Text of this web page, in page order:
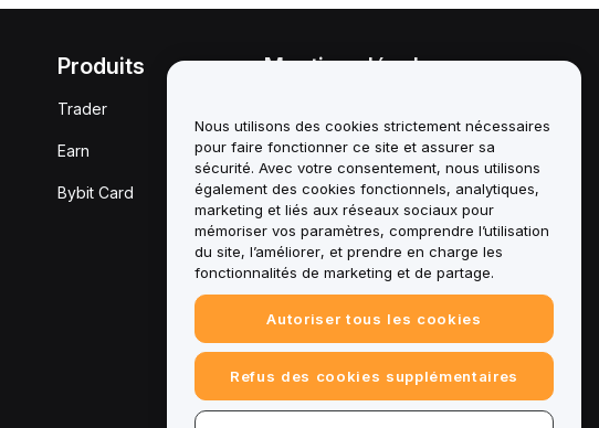
Produits
Trader
Earn
Bybit Card
Mentions légales
conflits d'intérêts
Résumé de la politique de
garde et d'administration
Informations ESG
Crypto - Livres blancs des
actifs
Nous utilisons des cookies strictement nécessaires
pour faire fonctionner ce site et assurer sa
sécurité. Avec votre consentement, nous utilisons
également des cookies fonctionnels, analytiques,
marketing et liés aux réseaux sociaux pour
mémoriser vos paramètres, comprendre l’utilisation
du site, l’améliorer, et prendre en charge les
fonctionnalités de marketing et de partage.
Autoriser tous les cookies
Refus des cookies supplémentaires